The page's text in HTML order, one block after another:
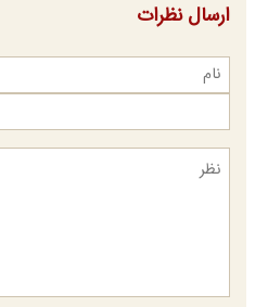
ارسال نظرات